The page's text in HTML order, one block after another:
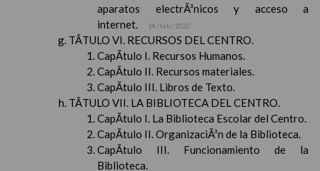
aparatos electrÃ³nicos y acceso a
internet.
14 / feb / 2022
TÃTULO VI. RECURSOS DEL CENTRO.
CapÃ­tulo I. Recursos Humanos.
CapÃ­tulo II. Recursos materiales.
CapÃ­tulo III. Libros de Texto.
TÃTULO VII. LA BIBLIOTECA DEL CENTRO.
CapÃ­tulo I. La Biblioteca Escolar del Centro.
CapÃ­tulo II. OrganizaciÃ³n de la Biblioteca.
CapÃ­tulo III. Funcionamiento de la
Biblioteca.